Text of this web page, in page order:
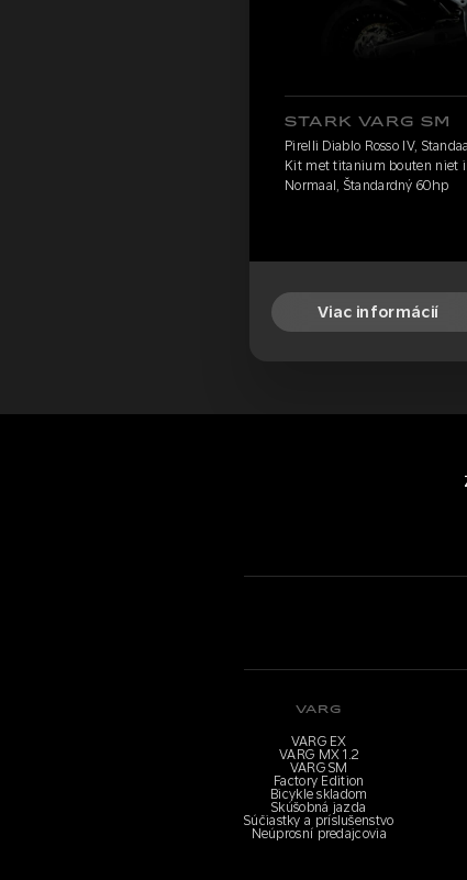
STARK VARG SM
Pirelli Diablo Rosso IV,
Kit met titanium bouten niet
Normaal, Štandardný 60hp
Viac informácií
VARG
VARG EX
VARG MX 1.2
VARG SM
Factory Edition
Bicykle skladom
Skúšobná jazda
Súčiastky a príslušenstvo
Neúprosní predajcovia